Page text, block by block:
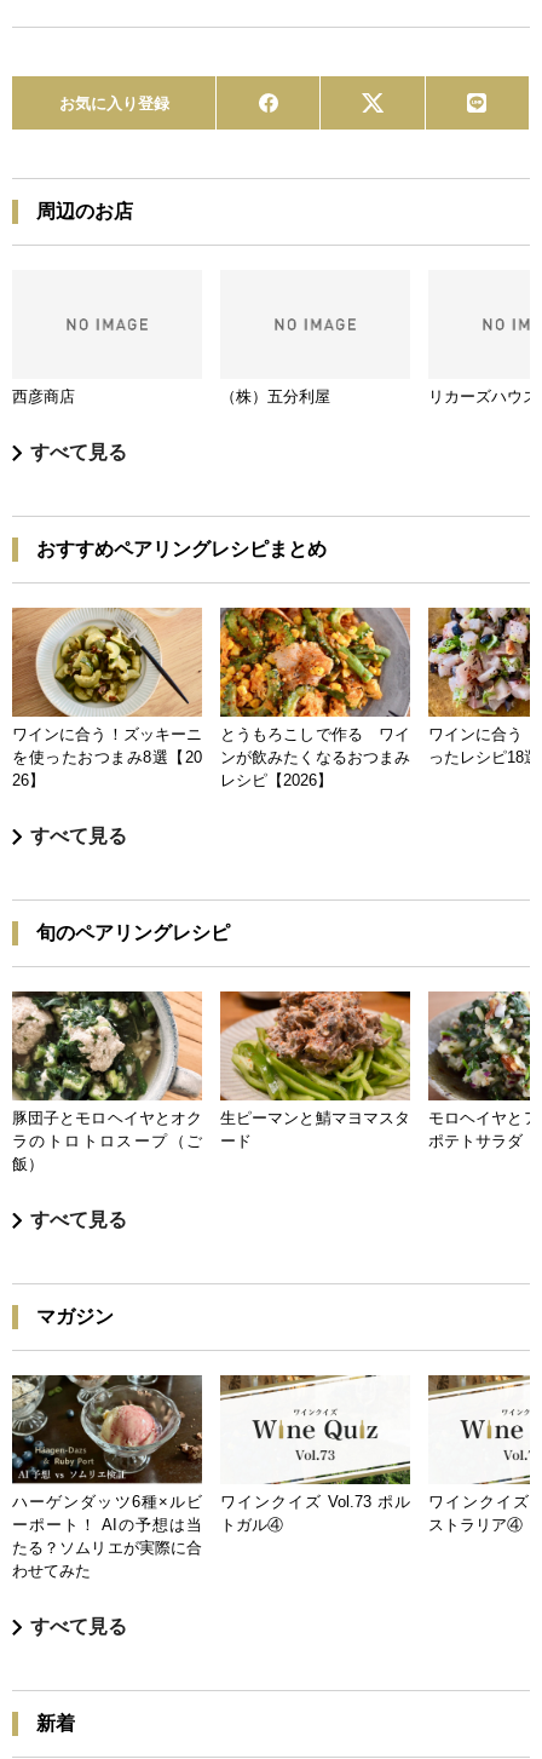
お気に入り登録
周辺のお店
西彦商店 （株）五分利屋 リカーズハウ
すべて見る
おすすめペアリングレシピまとめ
ワインに合う！ズッキーニ
を使ったおつまみ8選【20
26】
とうもろこしで作る ワイ
ンが飲みたくなるおつまみ
レシピ【2026】
ワインに合う
ったレシピ18
すべて見る
旬のペアリングレシピ
豚団子とモロヘイヤとオク
ラのトロトロスープ（ご
飯）
生ピーマンと鯖マヨマスタ
ード
モロヘイヤと
ポテトサラダ
すべて見る
マガジン
ハーゲンダッツ6種×ルビ
ーポート！ AIの予想は当
たる？ソムリエが実際に合
わせてみた
ワインクイズ Vol.73 ポル
トガル④
ワインクイズ
ストラリア④
すべて見る
新着